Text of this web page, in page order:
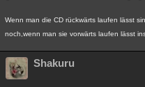
Wenn man die CD rückwärts laufen lässt
noch,wenn man sie vorwärts laufen lässt
Shakuru